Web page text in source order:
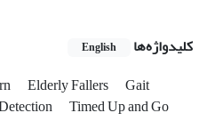
کلیدواژه‌ها English
Elderly Fallers
Gait
Timed Up and Go